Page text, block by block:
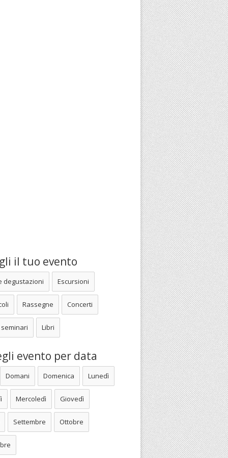
il tuo evento
degustazioni Escursioni
Rassegne Concerti
Libri
evento per data
Domani Domenica Lunedì
Mercoledì Giovedì
Settembre Ottobre